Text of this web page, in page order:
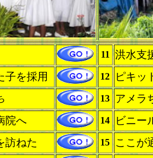
11 洪水支
子を採用 12 ピキッ
13 アメラ
院へ 14 ビニー
訪ねた 15 ここが